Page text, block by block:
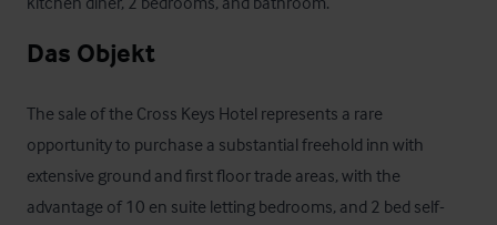
Das Objekt
The sale of the Cross Keys Hotel represents a rare
opportunity to purchase a substantial freehold inn with
extensive ground and first floor trade areas, with the
advantage of 10 en suite letting bedrooms, and 2 bed self-